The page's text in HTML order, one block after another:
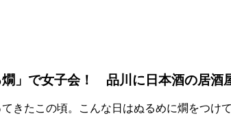
」で女子会！ 品川に日本酒の居酒
きたこの頃。こんな日はぬるめに燗をつ